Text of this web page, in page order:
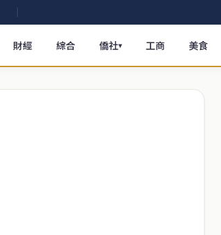
財經 綜合 僑社▾ 工商 美食